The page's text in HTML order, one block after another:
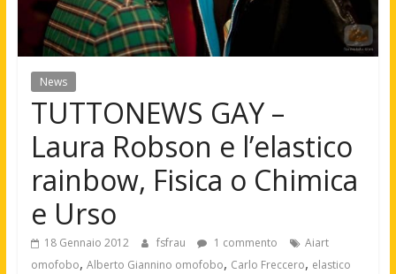
News
TUTTONEWS GAY –
Laura Robson e l’elastico
rainbow, Fisica o Chimica
e Urso
18 Gennaio 2012 fsfrau 1 commento
Aiart
omofobo, Alberto Giannino omofobo, Carlo Freccero, elastico